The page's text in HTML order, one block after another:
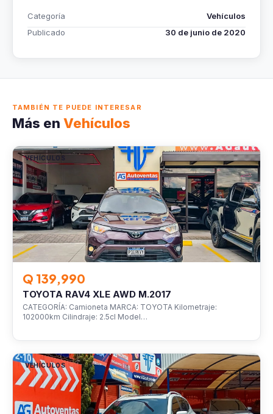
Categoría
Vehículos
Publicado
30 de junio de 2020
TAMBIÉN TE PUEDE INTERESAR
Más en Vehículos
VEHÍCULOS
Q 139,990
TOYOTA RAV4 XLE AWD M.2017
CATEGORÍA: Camioneta MARCA: TOYOTA Kilometraje:
102000km Cilindraje: 2.5cl Model…
VEHÍCULOS